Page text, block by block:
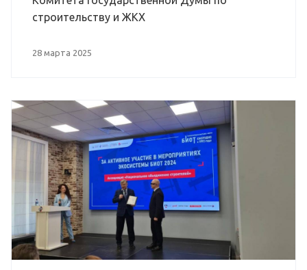
строительству и ЖКХ
28 марта 2025